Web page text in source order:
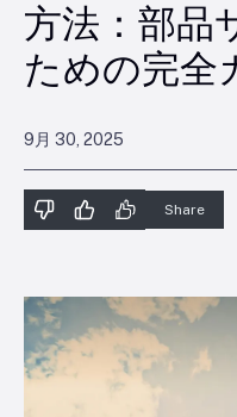
方法：部品
ための完全
9月 30, 2025
Share